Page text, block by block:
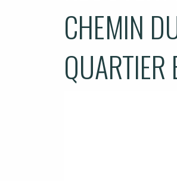
CHEMIN
QUARTIER